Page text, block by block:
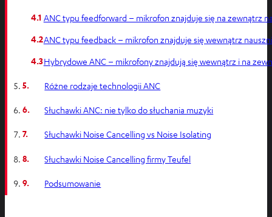
4.1 ANC typu feedforward – mikrofon znajduje się na zewnątrz
4.2ANC typu feedback – mikrofon znajduje się wewnątrz
4.3Hybrydowe ANC – mikrofony znajdują się wewnątrz i na
5. Różne rodzaje technologii ANC
6. Słuchawki ANC: nie tylko do słuchania muzyki
7. Słuchawki Noise Cancelling vs Noise Isolating
8. Słuchawki Noise Cancelling firmy Teufel
9. Podsumowanie